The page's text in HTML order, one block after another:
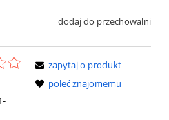
dodaj do przechowalni
zapytaj o produkt
poleć znajomemu